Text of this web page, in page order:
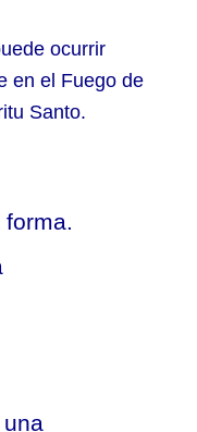
ocurrir
en el Fuego de
Santo.
forma.
una